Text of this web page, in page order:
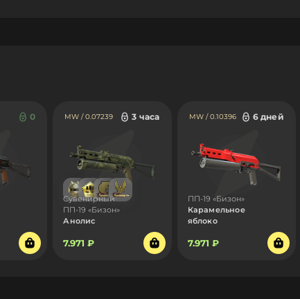
0 MW / 0.07239 3 часа
Сувенирный
ПП-19 «Бизон»
Анолис
7.971 ₽
MW / 0.10396 6 дней
ПП-19 «Бизон»
Карамельное
яблоко
7.971 ₽